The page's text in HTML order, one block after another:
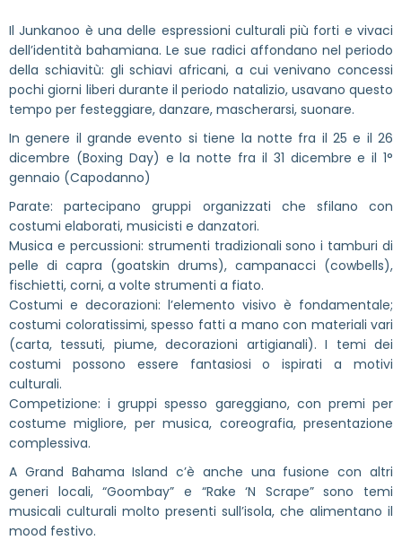
Il Junkanoo è una delle espressioni culturali più forti e vivaci
dell’identità bahamiana. Le sue radici affondano nel periodo
della schiavitù: gli schiavi africani, a cui venivano concessi
pochi giorni liberi durante il periodo natalizio, usavano questo
tempo per festeggiare, danzare, mascherarsi, suonare.
In genere il grande evento si tiene la notte fra il 25 e il 26
dicembre (Boxing Day) e la notte fra il 31 dicembre e il 1°
gennaio (Capodanno)
Parate: partecipano gruppi organizzati che sfilano con
costumi elaborati, musicisti e danzatori.
Musica e percussioni: strumenti tradizionali sono i tamburi di
pelle di capra (goatskin drums), campanacci (cowbells),
fischietti, corni, a volte strumenti a fiato.
Costumi e decorazioni: l’elemento visivo è fondamentale;
costumi coloratissimi, spesso fatti a mano con materiali vari
(carta, tessuti, piume, decorazioni artigianali). I temi dei
costumi possono essere fantasiosi o ispirati a motivi
culturali.
Competizione: i gruppi spesso gareggiano, con premi per
costume migliore, per musica, coreografia, presentazione
complessiva.
A Grand Bahama Island c’è anche una fusione con altri
generi locali, “Goombay” e “Rake ‘N Scrape” sono temi
musicali culturali molto presenti sull’isola, che alimentano il
mood festivo.